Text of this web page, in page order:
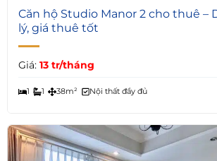
4
Căn hộ Studio Manor 2 cho thuê –
lý, giá thuê tốt
Giá: 13 tr/tháng
1 1 38m² Nội thất đầy đủ